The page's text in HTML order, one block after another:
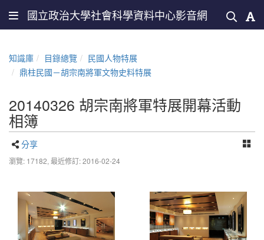
國立政治大學社會科學資料中心影音網
知識庫 目錄總覽
民國人物特展
鼎柱民國－胡宗南將軍文物史料特展
20140326 胡宗南將軍特展開幕活動
相簿
分享
瀏覽: 17182, 最近修訂: 2016-02-24